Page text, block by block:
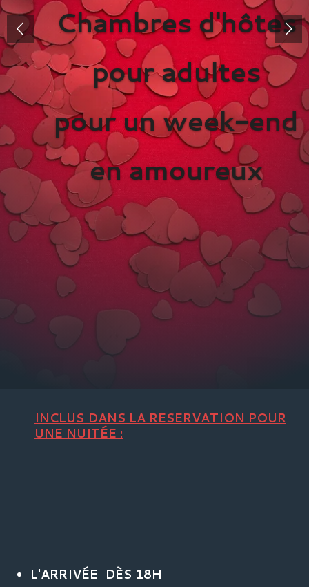
Chambres d'hôtes
pour adultes
pour un week-end
en amoureux
INCLUS DANS LA RESERVATION POUR
UNE NUITÉE :
L'ARRIVÉE DÈS 18H